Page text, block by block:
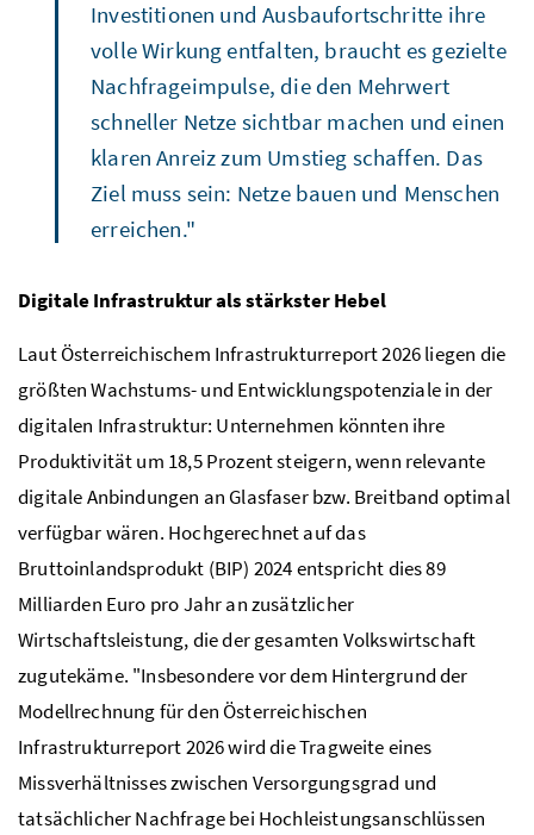
Investitionen und Ausbaufortschritte ihre
volle Wirkung entfalten, braucht es gezielte
Nachfrageimpulse, die den Mehrwert
schneller Netze sichtbar machen und einen
klaren Anreiz zum Umstieg schaffen. Das
Ziel muss sein: Netze bauen und Menschen
erreichen."
Digitale Infrastruktur als stärkster Hebel
Laut Österreichischem Infrastrukturreport 2026 liegen die
größten Wachstums- und Entwicklungspotenziale in der
digitalen Infrastruktur: Unternehmen könnten ihre
Produktivität um 18,5 Prozent steigern, wenn relevante
digitale Anbindungen an Glasfaser bzw. Breitband optimal
verfügbar wären. Hochgerechnet auf das
Bruttoinlandsprodukt (BIP) 2024 entspricht dies 89
Milliarden Euro pro Jahr an zusätzlicher
Wirtschaftsleistung, die der gesamten Volkswirtschaft
zugutekäme. "Insbesondere vor dem Hintergrund der
Modellrechnung für den Österreichischen
Infrastrukturreport 2026 wird die Tragweite eines
Missverhältnisses zwischen Versorgungsgrad und
tatsächlicher Nachfrage bei Hochleistungsanschlüssen